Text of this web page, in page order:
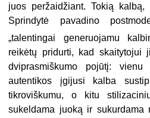
juos peržaidžiant. Tokią
Sprindytė pavadino
„talentingai generuojamu
reikėtų pridurti, kad skaitytojui
dviprasmiškumo pojūtį:
autentikos įgijusi kalba
tikroviškumu, o kitu
sukeldama juoką ir sukurdama